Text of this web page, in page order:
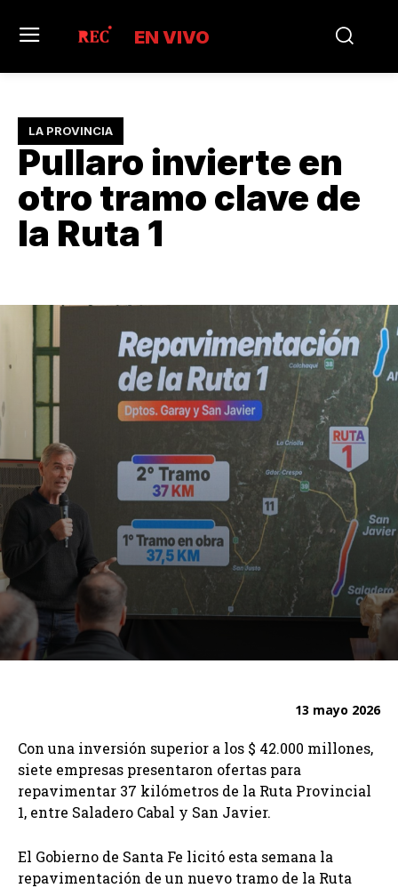
EN VIVO
LA PROVINCIA
Pullaro invierte en
otro tramo clave de
la Ruta 1
13 mayo 2026
Con una inversión superior a los $ 42.000 millones,
siete empresas presentaron ofertas para
repavimentar 37 kilómetros de la Ruta Provincial
1, entre Saladero Cabal y San Javier.
El Gobierno de Santa Fe licitó esta semana la
repavimentación de un nuevo tramo de la Ruta